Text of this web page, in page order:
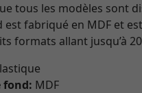
tous les modèles sont
est fabriqué en MDF et
formats allant jusqu’à
fond: MDF